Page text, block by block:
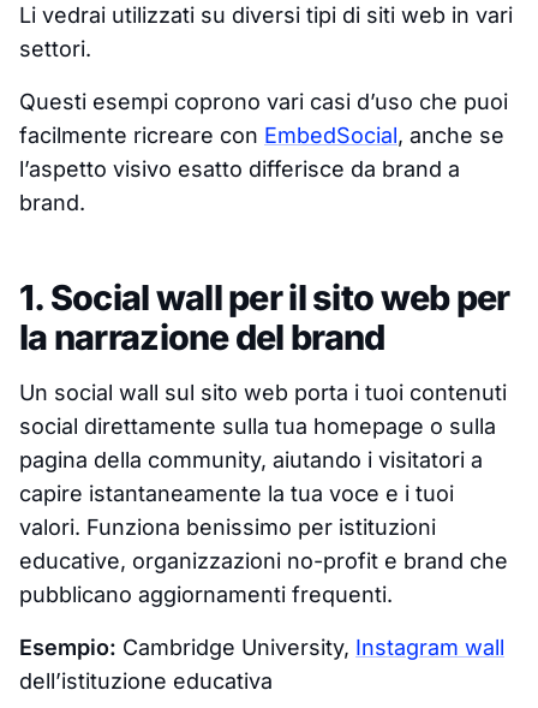
Li vedrai utilizzati su diversi tipi di siti web in vari
settori.
Questi esempi coprono vari casi d’uso che puoi
facilmente ricreare con EmbedSocial, anche se
l’aspetto visivo esatto differisce da brand a
brand.
1. Social wall per il sito web per
la narrazione del brand
Un social wall sul sito web porta i tuoi contenuti
social direttamente sulla tua homepage o sulla
pagina della community, aiutando i visitatori a
capire istantaneamente la tua voce e i tuoi
valori. Funziona benissimo per istituzioni
educative, organizzazioni no-profit e brand che
pubblicano aggiornamenti frequenti.
Esempio: Cambridge University, Instagram wall
dell’istituzione educativa